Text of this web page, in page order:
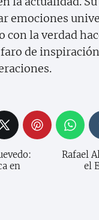
emociones
con la verdad
de
en
Rafael
el